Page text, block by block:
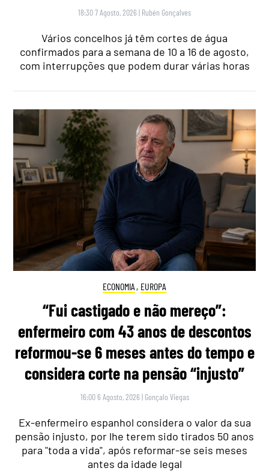
18:30 7 Agosto, 2026 | Rubén Gonçalves
Vários concelhos já têm cortes de água
confirmados para a semana de 10 a 16 de agosto,
com interrupções que podem durar várias horas
ECONOMIA , EUROPA
“Fui castigado e não mereço”:
enfermeiro com 43 anos de descontos
reformou-se 6 meses antes do tempo e
considera corte na pensão “injusto”
16:00 6 Agosto, 2026 | Gonçalo Viegas
Ex-enfermeiro espanhol considera o valor da sua
pensão injusto, por lhe terem sido tirados 50 anos
para "toda a vida", após reformar-se seis meses
antes da idade legal